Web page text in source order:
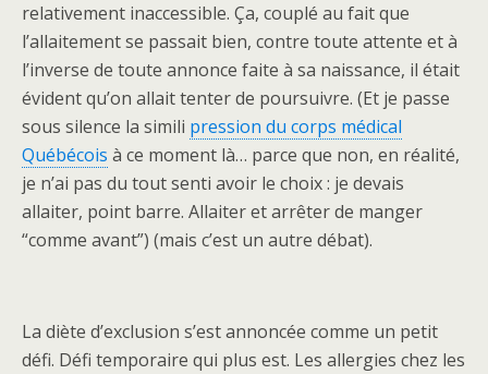
relativement inaccessible. Ça, couplé au fait que
l’allaitement se passait bien, contre toute attente et à
l’inverse de toute annonce faite à sa naissance, il était
évident qu’on allait tenter de poursuivre. (Et je passe
sous silence la simili pression du corps médical
Québécois à ce moment là… parce que non, en réalité,
je n’ai pas du tout senti avoir le choix : je devais
allaiter, point barre. Allaiter et arrêter de manger
“comme avant”) (mais c’est un autre débat).
La diète d’exclusion s’est annoncée comme un petit
défi. Défi temporaire qui plus est. Les allergies chez les